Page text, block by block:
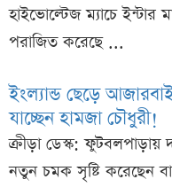
হাইভোল্টেজ ম্যাচে ইন্টার
পরাজিত করেছে ...
ইংল্যান্ড ছেড়ে
যাচ্ছেন হামজা চৌধুরী!
ক্রীড়া ডেস্ক: ফুটবলপাড়ায়
নতুন চমক সৃষ্টি করেছেন